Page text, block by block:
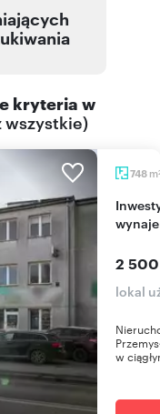
kryteria w
wszystkie)
748 m
Inwestycyjny budynek 748 m² w Grajewie -
2
lokal
w